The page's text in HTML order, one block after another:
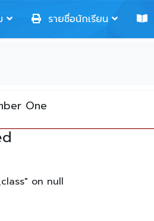
รายชื่อนักเรียน
One
on null